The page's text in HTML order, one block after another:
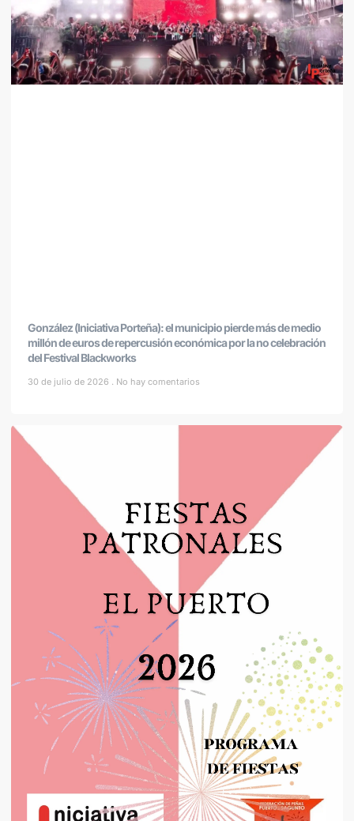
González (Iniciativa Porteña): el municipio pierde más de medio
millón de euros de repercusión económica por la no celebración
del Festival Blackworks
30 de julio de 2026 No hay comentarios